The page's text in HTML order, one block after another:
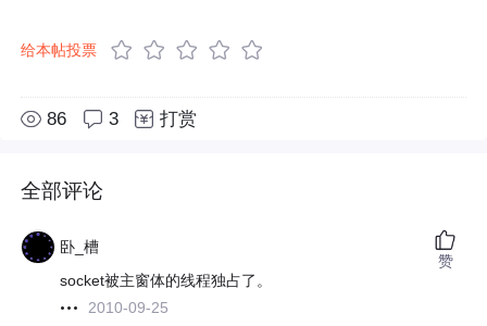
给本帖投票
86 3 打赏
全部评论
卧_槽
socket被主窗体的线程独占了。
2010-09-25
赞